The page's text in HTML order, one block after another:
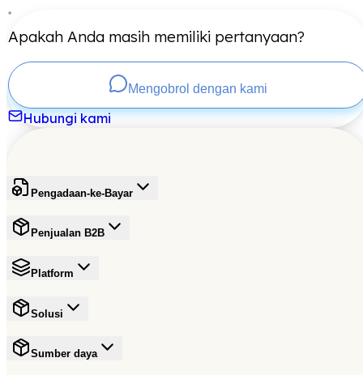
Apakah Anda masih memiliki pertanyaan?
Mengobrol dengan kami
Hubungi kami
Pengadaan-ke-Bayar
Penjualan B2B
Platform
Solusi
Sumber daya